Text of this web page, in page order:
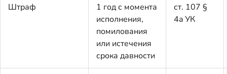
Штраф
1 год с момента
исполнения,
помилования
или истечения
срока давности
ст. 107 §
4a УК